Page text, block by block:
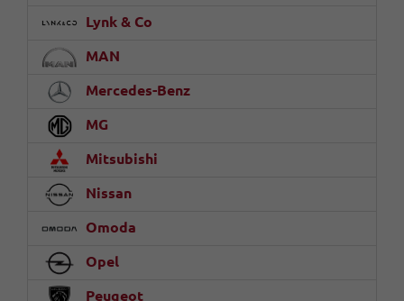
Lynk & Co
MAN
Mercedes-Benz
MG
Mitsubishi
Nissan
Omoda
Opel
Peugeot